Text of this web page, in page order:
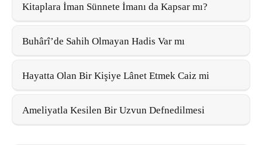
Kitaplara İman Sünnete İmanı da Kapsar mı?
Buhârî’de Sahih Olmayan Hadis Var mı
Hayatta Olan Bir Kişiye Lânet Etmek Caiz mi
Ameliyatla Kesilen Bir Uzvun Defnedilmesi